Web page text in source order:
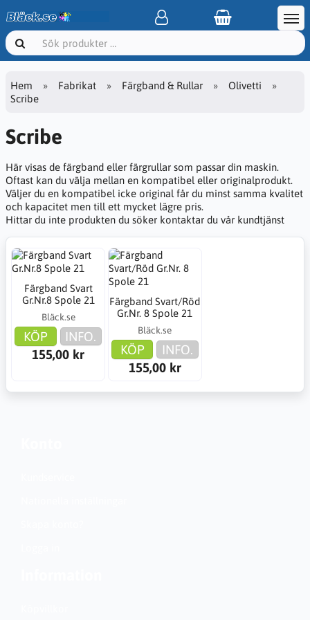
Hem Fabrikat Färgband & Rullar
Olivetti
Scribe
Scribe
Här visas de färgband eller färgrullar som passar din maskin.
Oftast kan du välja mellan en kompatibel eller originalprodukt.
Väljer du en kompatibel icke original får du minst samma kvalitet
och kapacitet men till ett mycket lägre pris.
Hittar du inte produkten du söker kontaktar du vår kundtjänst
Färgband Svart
Gr.Nr.8 Spole 21
Bläck.se
KÖP
INFO.
155,00 kr
Färgband Svart/Röd
Gr.Nr. 8 Spole 21
Bläck.se
KÖP
INFO.
155,00 kr